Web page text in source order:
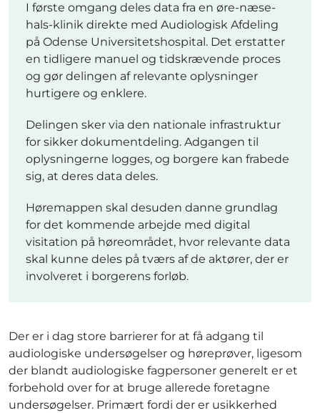
I første omgang deles data fra en øre-næse-
hals-klinik direkte med Audiologisk Afdeling
på Odense Universitetshospital. Det erstatter
en tidligere manuel og tidskrævende proces
og gør delingen af relevante oplysninger
hurtigere og enklere.
Delingen sker via den nationale infrastruktur
for sikker dokumentdeling. Adgangen til
oplysningerne logges, og borgere kan frabede
sig, at deres data deles.
Høremappen skal desuden danne grundlag
for det kommende arbejde med digital
visitation på høreområdet, hvor relevante data
skal kunne deles på tværs af de aktører, der er
involveret i borgerens forløb.
Der er i dag store barrierer for at få adgang til
audiologiske undersøgelser og høreprøver, ligesom
der blandt audiologiske fagpersoner generelt er et
forbehold over for at bruge allerede foretagne
undersøgelser. Primært fordi der er usikkerhed